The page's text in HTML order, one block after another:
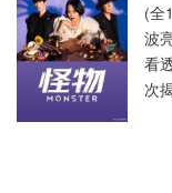
(全
波
看
次